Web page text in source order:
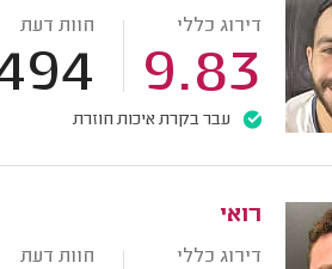
דירוג כללי
9.83
חוות דעת
עבר בקרת איכות חוזרת
רואי
דירוג כללי חוות דעת